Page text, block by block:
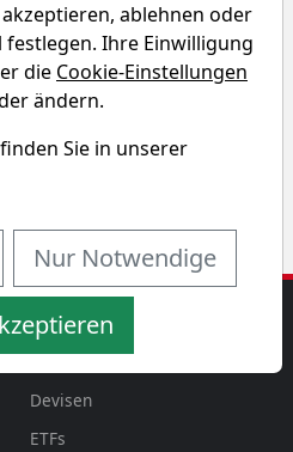
die Performance der
über verschiedene
AKTIEN & MEHR
Devisen
ETFs
ablehnen oder
Ihre Einwilligung
die Cookie-Einstellungen
ändern.
Sie in unserer
Nur Notwendige